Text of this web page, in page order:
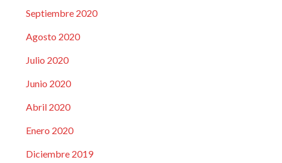
Septiembre 2020
Agosto 2020
Julio 2020
Junio 2020
Abril 2020
Enero 2020
Diciembre 2019